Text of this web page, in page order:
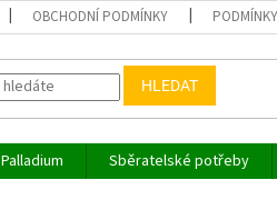
OBCHODNÍ PODMÍNKY
HLEDAT
Palladium Sběratelské potřeby